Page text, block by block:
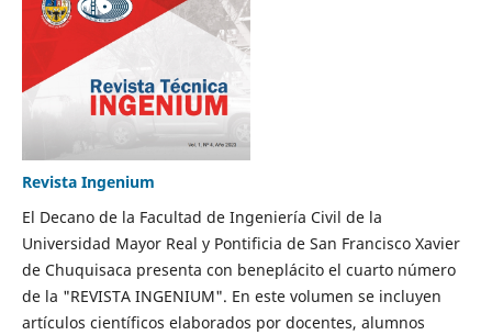
Revista Ingenium
El Decano de la Facultad de Ingeniería Civil de la
Universidad Mayor Real y Pontificia de San Francisco Xavier
de Chuquisaca presenta con beneplácito el cuarto número
de la "REVISTA INGENIUM". En este volumen se incluyen
artículos científicos elaborados por docentes, alumnos